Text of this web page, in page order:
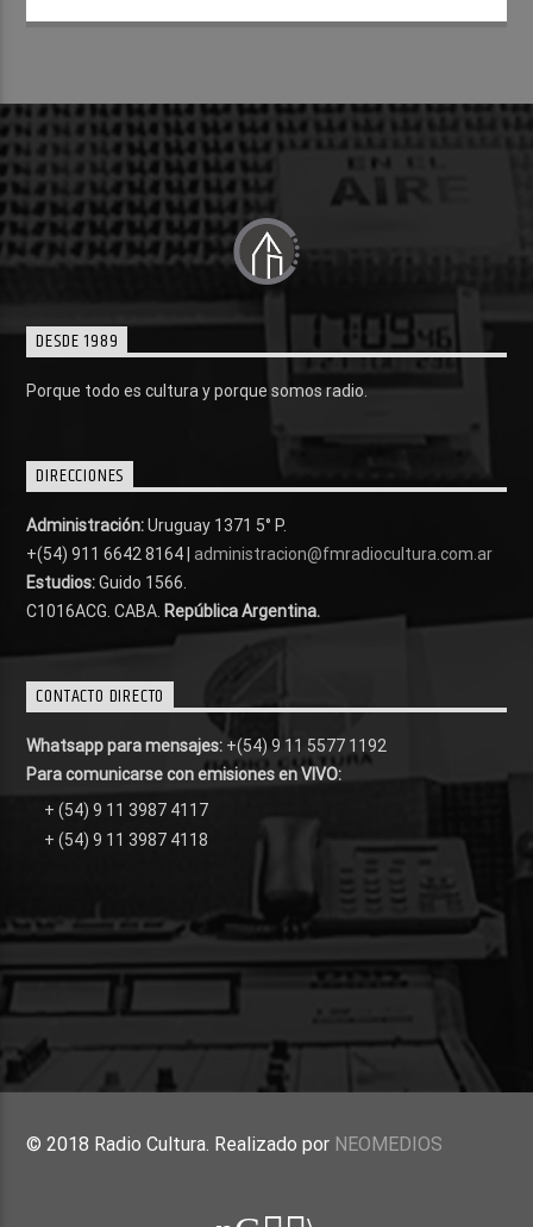
DESDE 1989
Porque todo es cultura y porque somos radio.
DIRECCIONES
Administración:Uruguay 1371 5° P.
+(54) 911 6642 8164 | administracion@fmradiocultura.com.ar
Estudios:Guido 1566.
C1016ACG . CABA. República Argentina.
CONTACTO DIRECTO
Whatsapp para mensajes: +(54) 9 11 5577 1192
Para comunicarse con emisiones en VIVO:
+ (54) 9 11 3987 4117
+ (54) 9 11 3987 4118
© 2018 Radio Cultura. Realizado por NEOMEDIOS